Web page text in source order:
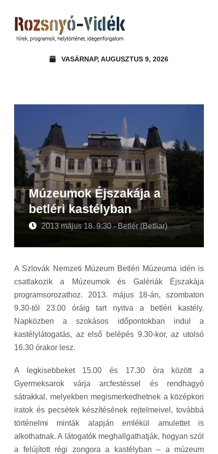
VASÁRNAP, AUGUSZTUS 9, 2026
Múzeumok Éjszakája a
betléri kastélyban
2013 május 18. 9:30 - Betlér (Betliar)
A Szlovák Nemzeti Múzeum Betléri Múzeuma idén is
csatlakozik a Múzeumok és Galériák Éjszakája
programsorozathoz. 2013. május 18-án, szombaton
9.30-tól 23.00 óráig tart nyitva a betléri kastély.
Napközben a szokásos időpontokban indul a
kastélylátogatás, az első belépés 9.30-kor, az utolsó
16.30 órakor lesz.
A legkisebbeket 15.00 és 17.30 óra között a
Gyermeksarok várja arcfestéssel és rendhagyó
sátrakkal, melyekben megismerkedhetnek a középkori
iratok és pecsétek készítésének rejtelmeivel, továbbá
történelmi minták alapján emlékül amulettet is
alkothatnak. A látogatók meghallgathatják, hogyan szól
a felújított régi zongora a kastélyban – a múzeum